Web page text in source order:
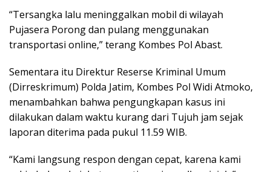
“Tersangka lalu meninggalkan mobil di wilayah
Pujasera Porong dan pulang menggunakan
transportasi online,” terang Kombes Pol Abast.
Sementara itu Direktur Reserse Kriminal Umum
(Dirreskrimum) Polda Jatim, Kombes Pol Widi Atmoko,
menambahkan bahwa pengungkapan kasus ini
dilakukan dalam waktu kurang dari Tujuh jam sejak
laporan diterima pada pukul 11.59 WIB.
“Kami langsung respon dengan cepat, karena kami